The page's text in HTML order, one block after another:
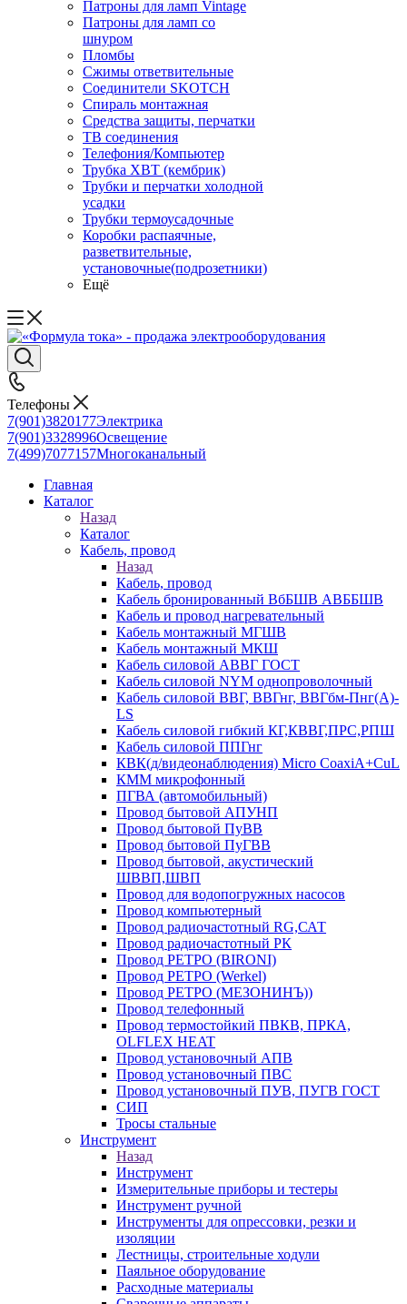
Патроны для ламп Vintage
Патроны для ламп со
шнуром
Пломбы
Сжимы ответвительные
Соединители SKOTCH
Спираль монтажная
Средства защиты, перчатки
ТВ соединения
Телефония/Компьютер
Трубка ХВТ (кембрик)
Трубки и перчатки холодной
усадки
Трубки термоусадочные
Коробки распаячные,
разветвительные,
установочные(подрозетники)
Ещё
Телефоны
7(901)3820177Электрика
7(901)3328996Освещение
7(499)7077157Многоканальный
Главная
Каталог
Назад
Каталог
Кабель, провод
Назад
Кабель, провод
Кабель бронированный ВбБШВ АВББШВ
Кабель и провод нагревательный
Кабель монтажный МГШВ
Кабель монтажный МКШ
Кабель силовой АВВГ ГОСТ
Кабель силовой NYM однопроволочный
Кабель силовой ВВГ, ВВГнг, ВВГбм-Пнг(А)-
LS
Кабель силовой гибкий КГ,КВВГ,ПРС,РПШ
Кабель силовой ППГнг
КВК(д/видеонаблюдения) Micro CoaxiA+CuL
КММ микрофонный
ПГВА (автомобильный)
Провод бытовой АПУНП
Провод бытовой ПуВВ
Провод бытовой ПуГВВ
Провод бытовой, акустический
ШВВП,ШВП
Провод для водопогружных насосов
Провод компьютерный
Провод радиочастотный RG,САТ
Провод радиочастотный РК
Провод РЕТРО (BIRONI)
Провод РЕТРО (Werkel)
Провод РЕТРО (МЕЗОНИНЪ))
Провод телефонный
Провод термостойкий ПВКВ, ПРКА,
OLFLEX HEAT
Провод установочный АПВ
Провод установочный ПВС
Провод установочный ПУВ, ПУГВ ГОСТ
СИП
Тросы стальные
Инструмент
Назад
Инструмент
Измерительные приборы и тестеры
Инструмент ручной
Инструменты для опрессовки, резки и
изоляции
Лестницы, строительные ходули
Паяльное оборудование
Расходные материалы